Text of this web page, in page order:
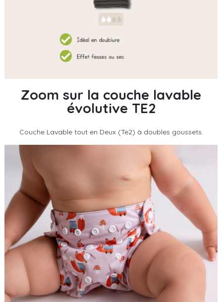
Zoom sur la couche lavable
évolutive TE2
Couche Lavable tout en Deux (Te2) à doubles goussets.